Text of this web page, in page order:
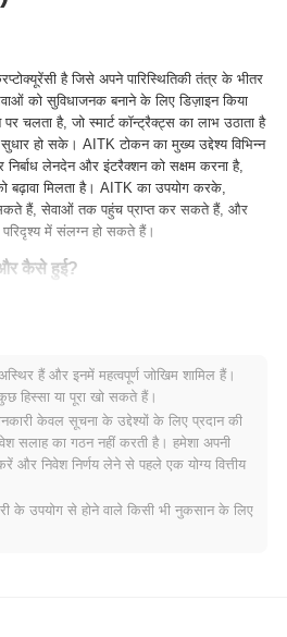
है जिसे अपने पारिस्थितिकी तंत्र के भीतर
को सुविधाजनक बनाने के लिए डिज़ाइन किया
चलता है, जो स्मार्ट कॉन्ट्रैक्ट्स का लाभ उठाता है
सुधार हो सके। AITK टोकन का मुख्य उद्देश्य विभिन्न
निर्बाध लेनदेन और इंटरैक्शन को सक्षम करना है,
बढ़ावा मिलता है। AITK का उपयोग करके,
सकते हैं, सेवाओं तक पहुंच प्राप्त कर सकते हैं, और
परिदृश्य में संलग्न हो सकते हैं।
कैसे हुई?
पर केंद्रित थी। इस परियोजना का उद्देश्य
को इसके लॉन्च के तुरंत बाद कई एक्सचेंजों पर
बाजार में उपस्थिति स्थापित करने और
बढ़ते समुदाय को आकर्षित करने में मदद की। टीम
पारिस्थितिकी तंत्र के भीतर साझेदारियों
रखती है।
महत्वपूर्ण प्रगति के लिए तैयार है, जिसमें अगला
अनुभव को बढ़ाने के लिए निर्धारित है। आगामी
हैं और इनमें महत्वपूर्ण जोखिम शामिल हैं।
हिस्सा या पूरा खो सकते हैं।
केवल सूचना के उद्देश्यों के लिए प्रदान की
सलाह का गठन नहीं करती है। हमेशा अपनी
और निवेश निर्णय लेने से पहले एक योग्य वित्तीय
के उपयोग से होने वाले किसी भी नुकसान के लिए